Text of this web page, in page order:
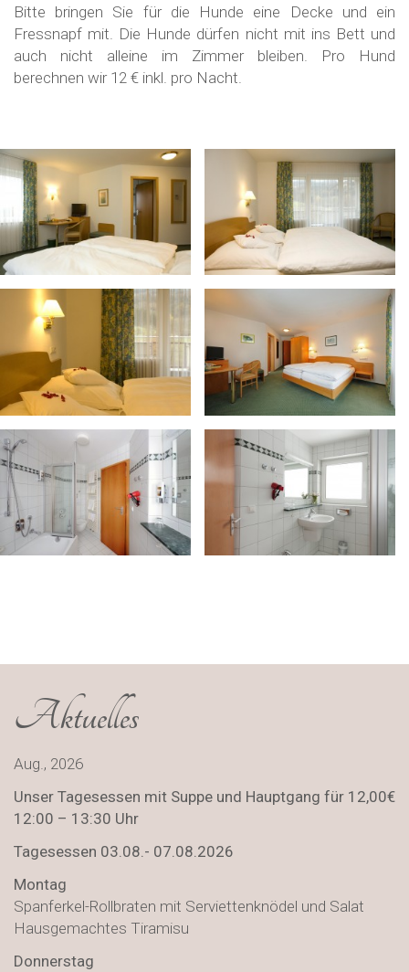
Bitte bringen Sie für die Hunde eine Decke und ein
Fressnapf mit. Die Hunde dürfen nicht mit ins Bett und
auch nicht alleine im Zimmer bleiben. Pro Hund
berechnen wir 12 € inkl. pro Nacht.
Aktuelles
Aug., 2026
Unser Tagesessen mit Suppe und Hauptgang für 12,00€
12:00 – 13:30 Uhr
Tagesessen 03.08.- 07.08.2026
Montag
Spanferkel-Rollbraten mit Serviettenknödel und Salat
Hausgemachtes Tiramisu
Donnerstag